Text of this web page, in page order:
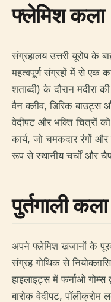
फ्लेमिश कला
संग्रहालय उत्तरी यूरोप के
महत्वपूर्ण संग्रहों में से एक
शताब्दी) के दौरान मदीरा
वैन क्लीव, डिरिक बाउट्स
वेदीपट और भक्ति चित्रों
कार्य, जो चमकदार रंगों
रूप से स्थानीय चर्चों और
पुर्तगाली कला
अपने फ्लेमिश खजानों के
संग्रह गोथिक से
हाइलाइट्स में फर्नाओ गोम्स
बारोक वेदीपट, पॉलीक्रोम